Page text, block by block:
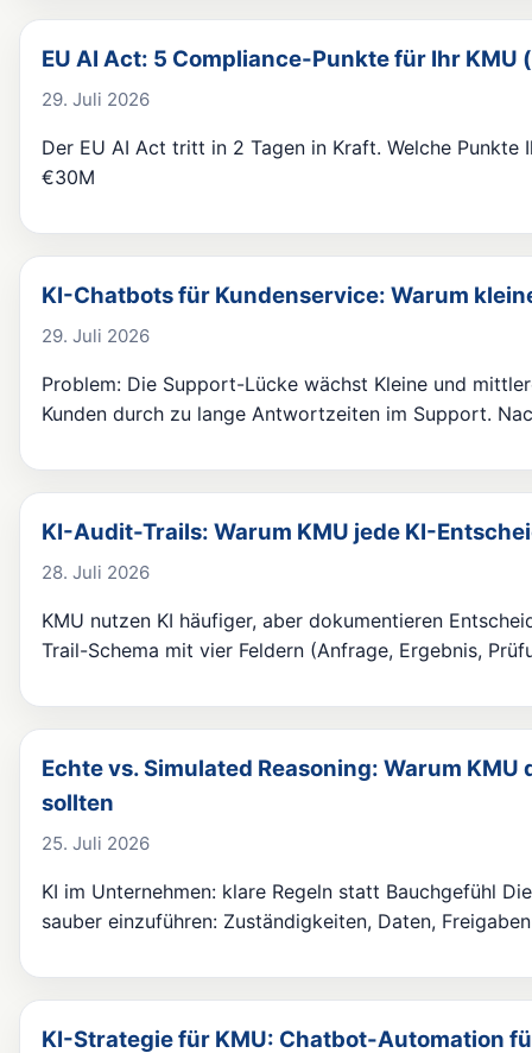
EU AI Act: 5 Compliance-Punkte für Ihr KMU
29. Juli 2026
Der EU AI Act tritt in 2 Tagen in Kraft. Welche
€30M
KI-Chatbots für Kundenservice: Warum
29. Juli 2026
Problem: Die Support-Lücke wächst Kleine und
Kunden durch zu lange Antwortzeiten im Support.
KI-Audit-Trails: Warum KMU jede KI-
28. Juli 2026
KMU nutzen KI häufiger, aber dokumentieren
Trail-Schema mit vier Feldern (Anfrage, Ergebnis,
Echte vs. Simulated Reasoning: Warum
sollten
25. Juli 2026
KI im Unternehmen: klare Regeln statt Bauchgefühl
sauber einzuführen: Zuständigkeiten, Daten,
KI-Strategie für KMU: Chatbot-Automation